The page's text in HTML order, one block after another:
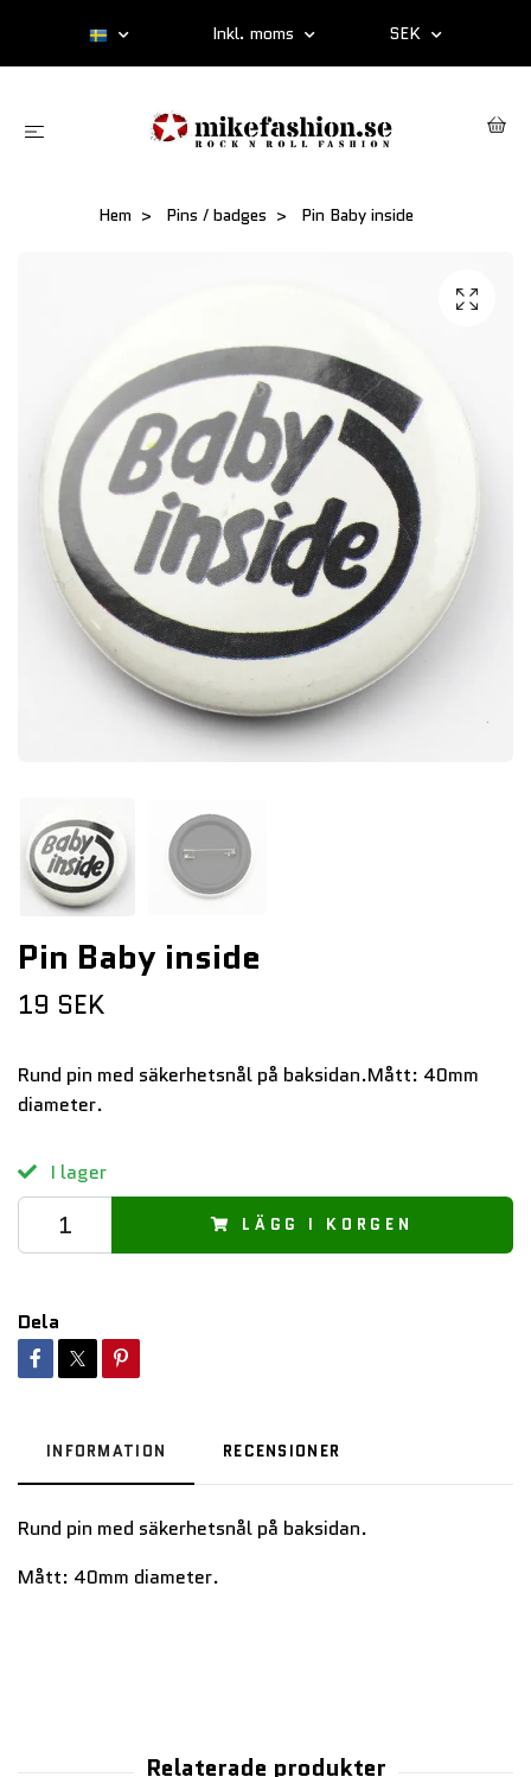
Inkl. moms SEK
Hem Pins / badges Pin Baby inside
Pin Baby inside
19 SEK
Rund pin med säkerhetsnål på baksidan.Mått: 40mm
diameter.
I lager
LÄGG I KORGEN
Dela
INFORMATION RECENSIONER
Rund pin med säkerhetsnål på baksidan.
Mått: 40mm diameter.